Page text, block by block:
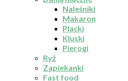
Naleśniki
Makaron
Placki
Kluski
Pierogi
Ryż
Zapiekanki
Fast food